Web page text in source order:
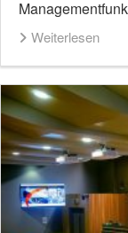
Weiterlesen